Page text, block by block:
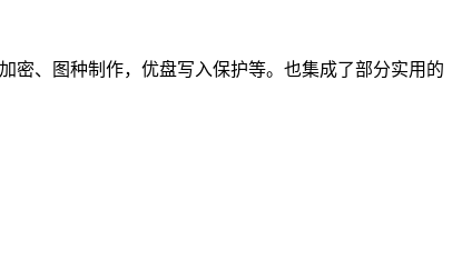
密、图种制作，优盘写入保护等。也集成了部分实用的